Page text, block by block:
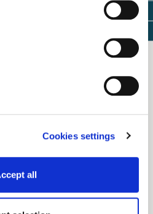
Cookies settings
all
από μηχαναγνώσιμα
διατέθηκαν δημόσια
να διατηρεί την εφαρμογή
δεδομένα από
συνεχώς το
ημερήσια αναφορά για
κρουσμάτων και τεστ, την
εφαρμογή για την